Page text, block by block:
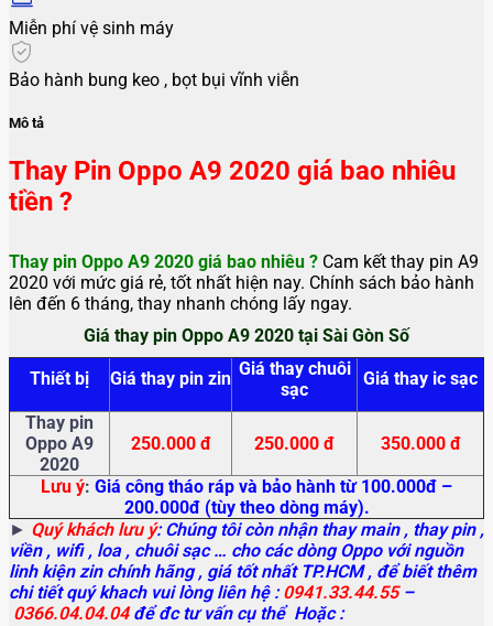
Miễn phí vệ sinh máy
Bảo hành bung keo , bọt bụi vĩnh viễn
Mô tả
Thay Pin Oppo A9 2020 giá bao nhiêu
tiền ?
Thay pin Oppo A9 2020 giá bao nhiêu ? Cam kết thay pin A9
2020 với mức giá rẻ, tốt nhất hiện nay. Chính sách bảo hành
lên đến 6 tháng, thay nhanh chóng lấy ngay.
Giá thay pin Oppo A9 2020 tại Sài Gòn Số
Thiết bị Giá thay pin zin Giá thay chuôi
sạc
Giá thay ic sạc
Thay pin
Oppo A9
2020
250.000 đ 250.000 đ 350.000 đ
Lưu ý: Giá công tháo ráp và bảo hành từ 100.000đ –
200.000đ (tùy theo dòng máy).
► Quý khách lưu ý: Chúng tôi còn nhận thay main, thay pin ,
viền , wifi , loa , chuôi sạc … cho các dòng Oppo với nguồn
linh kiện zin chính hãng , giá tốt nhất TP.HCM , để biết thêm
chi tiết quý khach vui lòng liên hệ :0941.33.44.55–
0366.04.04.04để đc tư vấn cụ thể Hoặc :